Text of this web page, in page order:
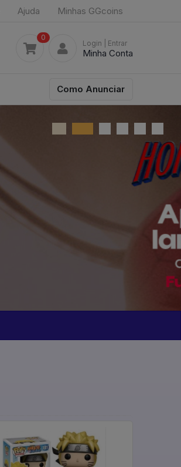
Ajuda Minhas GGcoins
0
Login | Entrar
Minha Conta
Como Anunciar